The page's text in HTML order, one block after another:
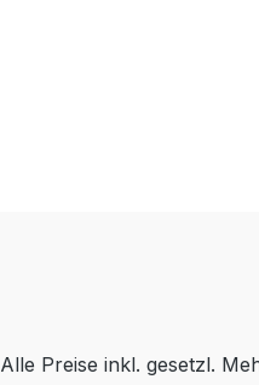
Alle Preise inkl. gesetzl.